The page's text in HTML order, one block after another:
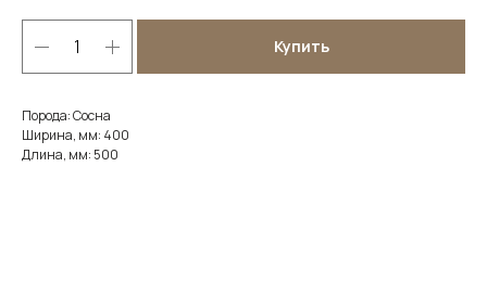
Купить
Порода: Сосна
Ширина, мм: 400
Длина, мм: 500